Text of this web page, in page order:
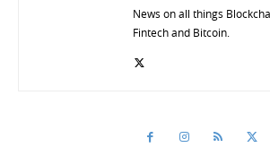
News on all things
Fintech and Bitcoin.